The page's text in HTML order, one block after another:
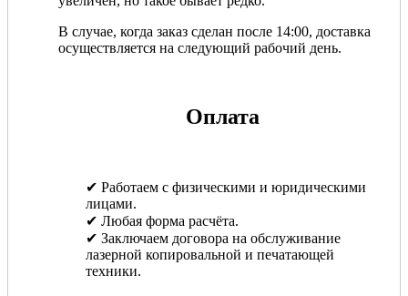
В случае, когда заказ сделан после 14:00, доставка
осуществляется на следующий рабочий день.
Оплата
✔ Работаем с физическими и юридическими
лицами.
✔ Любая форма расчёта.
✔ Заключаем договора на обслуживание
лазерной копировальной и печатающей
техники.